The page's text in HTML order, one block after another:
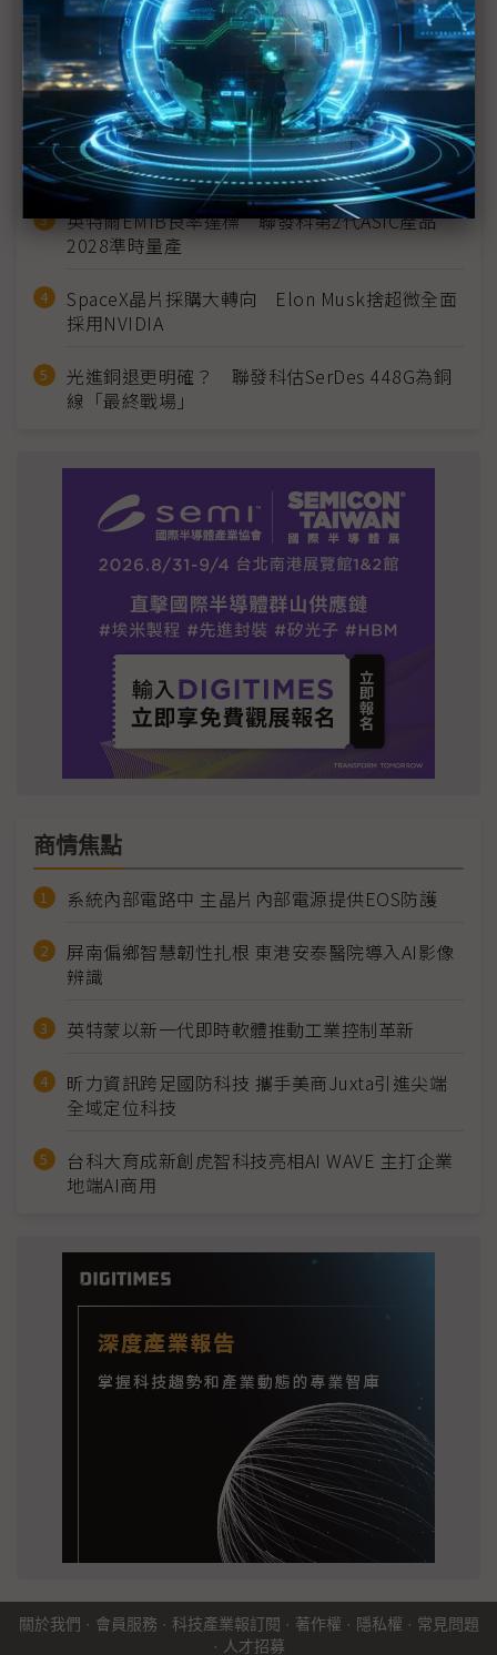
近７天熱門報導
MLCC訂單過熱、出貨比創高 村田示警全球AI基
建熱潮將趨緩
2027全年記憶體產能提前售罄 買家「祕而不
宣」只怕買不夠
英特爾EMIB良率達標 聯發科第2代ASIC產品
2028準時量產
SpaceX晶片採購大轉向 Elon Musk捨超微全面
採用NVIDIA
光進銅退更明確？ 聯發科估SerDes 448G為銅
線「最終戰場」
商情焦點
系統內部電路中 主晶片內部電源提供EOS防護
屏南偏鄉智慧韌性扎根 東港安泰醫院導入AI影像
辨識
英特蒙以新一代即時軟體推動工業控制革新
昕力資訊跨足國防科技 攜手美商Juxta引進尖端
全域定位科技
台科大育成新創虎智科技亮相AI WAVE 主打企業
地端AI商用
關於我們 · 會員服務 · 科技產業報訂閱 · 著作權 · 隱私權 · 常見問題
· 人才招募